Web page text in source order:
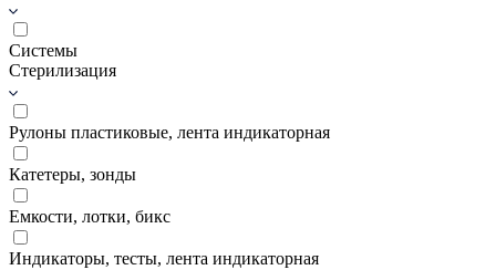
Системы
Стерилизация
Рулоны пластиковые, лента индикаторная
Катетеры, зонды
Емкости, лотки, бикс
Индикаторы, тесты, лента индикаторная